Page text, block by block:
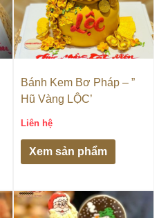
Bánh Kem Bơ Pháp – ”
Hũ Vàng LỘC’
Liên hệ
Xem sản phẩm